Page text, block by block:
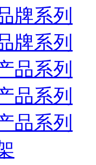
牌系列
牌系列
品系列
品系列
品系列